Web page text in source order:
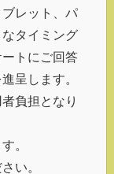
レット、パ
タイミング
トにご回答
呈します。
負担となり
。
い。